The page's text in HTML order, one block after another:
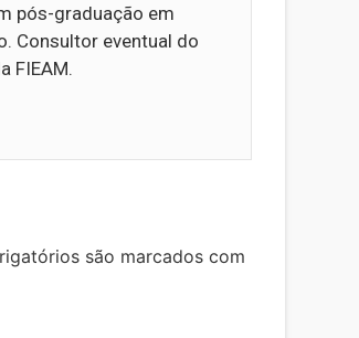
pós-graduação em
Consultor eventual do
FIEAM.
são marcados com